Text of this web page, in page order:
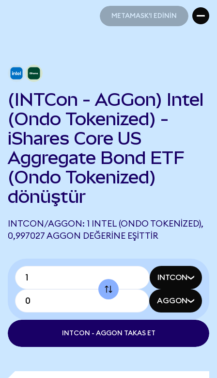
METAMASK'I EDİNİN
(INTCon - AGGon) Intel
(Ondo Tokenized) -
iShares Core US
Aggregate Bond ETF
(Ondo Tokenized)
dönüştür
INTCON/AGGON: 1 INTEL (ONDO TOKENIZED),
0,997027 AGGON DEĞERINE EŞITTIR
INTCON
AGGON
INTCON - AGGON TAKAS ET